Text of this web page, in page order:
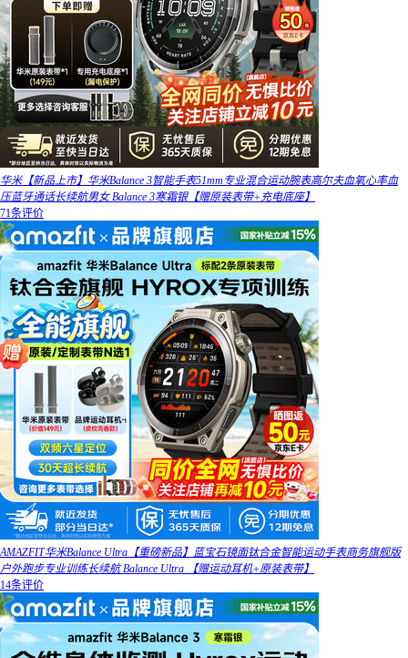
华米【新品上市】华米Balance 3智能手表51mm专业混合运动腕表高尔夫血氧心率血
压蓝牙通话长续航男女 Balance 3寒霜银【赠原装表带+充电底座】
71条评价
AMAZFIT华米Balance Ultra【重磅新品】蓝宝石镜面钛合金智能运动手表商务旗舰版
户外跑步专业训练长续航 Balance Ultra 【赠运动耳机+原装表带】
14条评价